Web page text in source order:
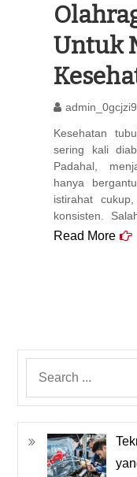
Untuk
Kesehatan
sering kali
Padahal,
hanya
istirahat
konsisten.
Read More